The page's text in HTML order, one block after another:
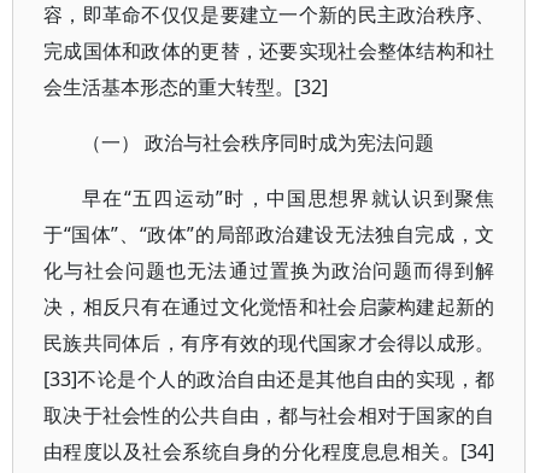
容，即革命不仅仅是要建立一个新的民主政治秩序、
完成国体和政体的更替，还要实现社会整体结构和社
会生活基本形态的重大转型。[32]
（一） 政治与社会秩序同时成为宪法问题
早在“五四运动”时，中国思想界就认识到聚焦
于“国体”、“政体”的局部政治建设无法独自完成，文
化与社会问题也无法通过置换为政治问题而得到解
决，相反只有在通过文化觉悟和社会启蒙构建起新的
民族共同体后，有序有效的现代国家才会得以成形。
[33]不论是个人的政治自由还是其他自由的实现，都
取决于社会性的公共自由，都与社会相对于国家的自
由程度以及社会系统自身的分化程度息息相关。[34]